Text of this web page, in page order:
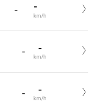
- -
km/h
- -
km/h
- -
km/h